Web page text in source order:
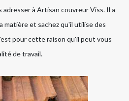
à Artisan couvreur Viss. Il a
matière et sachez qu'il utilise des
pour cette raison qu'il peut vous
de travail.